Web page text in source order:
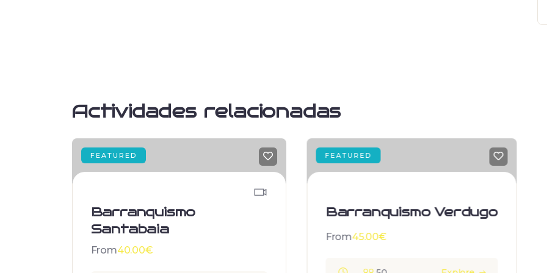
Actividades relacionadas
FEATURED
Barranquismo
Santabaia
From40.00€
FEATURED
Barranquismo Verdugo
From45.00€